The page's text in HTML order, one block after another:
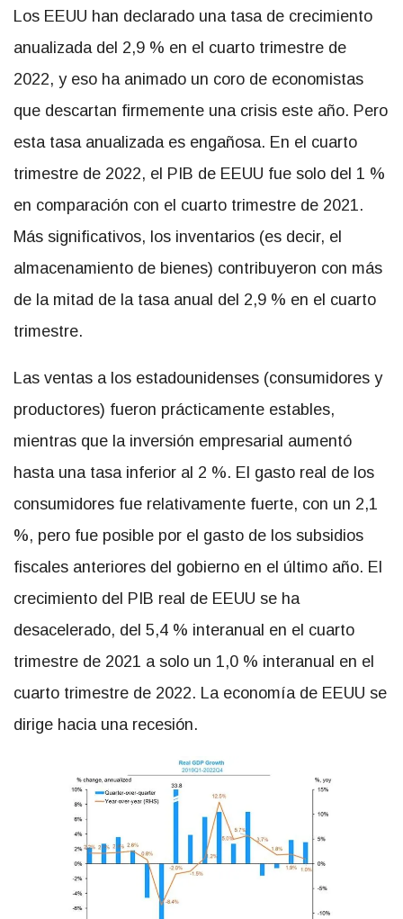
Los EEUU han declarado una tasa de crecimiento
anualizada del 2,9 % en el cuarto trimestre de
2022, y eso ha animado un coro de economistas
que descartan firmemente una crisis este año. Pero
esta tasa anualizada es engañosa. En el cuarto
trimestre de 2022, el PIB de EEUU fue solo del 1 %
en comparación con el cuarto trimestre de 2021.
Más significativos, los inventarios (es decir, el
almacenamiento de bienes) contribuyeron con más
de la mitad de la tasa anual del 2,9 % en el cuarto
trimestre.
Las ventas a los estadounidenses (consumidores y
productores) fueron prácticamente estables,
mientras que la inversión empresarial aumentó
hasta una tasa inferior al 2 %. El gasto real de los
consumidores fue relativamente fuerte, con un 2,1
%, pero fue posible por el gasto de los subsidios
fiscales anteriores del gobierno en el último año. El
crecimiento del PIB real de EEUU se ha
desacelerado, del 5,4 % interanual en el cuarto
trimestre de 2021 a solo un 1,0 % interanual en el
cuarto trimestre de 2022. La economía de EEUU se
dirige hacia una recesión.